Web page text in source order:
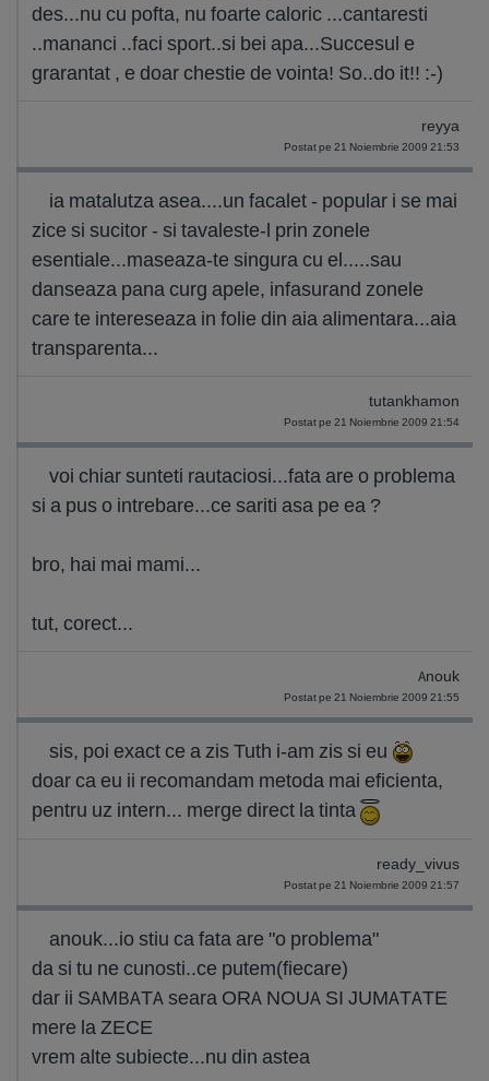
des...nu cu pofta, nu foarte caloric ...cantaresti
..mananci ..faci sport..si bei apa...Succesul e
grarantat , e doar chestie de vointa! So..do it!! :-)
reyya
Postat pe 21 Noiembrie 2009 21:53
ia matalutza asea....un facalet - popular i se mai
zice si sucitor - si tavaleste-l prin zonele
esentiale...maseaza-te singura cu el.....sau
danseaza pana curg apele, infasurand zonele
care te intereseaza in folie din aia alimentara...aia
transparenta...
tutankhamon
Postat pe 21 Noiembrie 2009 21:54
voi chiar sunteti rautaciosi...fata are o problema
si a pus o intrebare...ce sariti asa pe ea ?
bro, hai mai mami...
tut, corect...
Anouk
Postat pe 21 Noiembrie 2009 21:55
sis, poi exact ce a zis Tuth i-am zis si eu
doar ca eu ii recomandam metoda mai eficienta,
pentru uz intern... merge direct la tinta
ready_vivus
Postat pe 21 Noiembrie 2009 21:57
anouk...io stiu ca fata are "o problema"
da si tu ne cunosti..ce putem(fiecare)
dar ii SAMBATA seara ORA NOUA SI JUMATATE
mere la ZECE
vrem alte subiecte...nu din astea